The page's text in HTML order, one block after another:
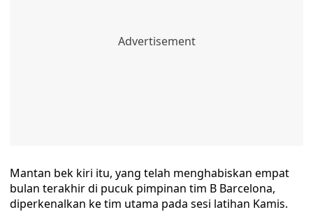
Mantan bek kiri itu, yang telah menghabiskan empat
bulan terakhir di pucuk pimpinan tim B Barcelona,
diperkenalkan ke tim utama pada sesi latihan Kamis.